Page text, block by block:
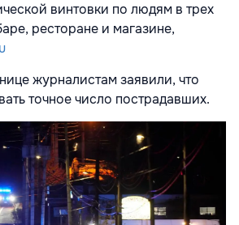
винтовки по людям в трех
ресторане и магазине,
журналистам заявили, что
точное число пострадавших.